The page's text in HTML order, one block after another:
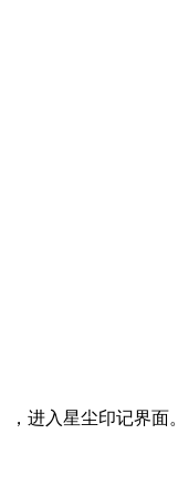
，进入星尘印记界面